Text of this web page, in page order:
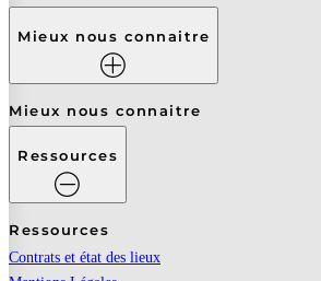
Mieux nous connaitre
Mieux nous connaitre
Ressources
Ressources
Contrats et état des lieux